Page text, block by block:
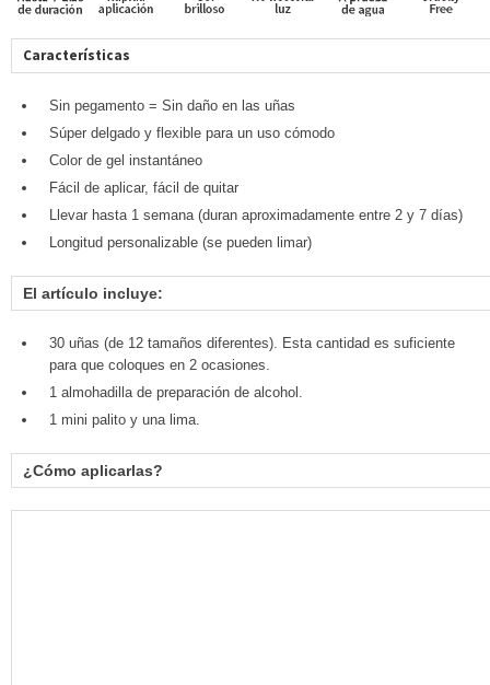
Características
Sin pegamento = Sin daño en las uñas
Súper delgado y flexible para un uso cómodo
Color de gel instantáneo
Fácil de aplicar, fácil de quitar
Llevar hasta 1 semana (duran aproximadamente entre 2 y 7 días)
Longitud personalizable (se pueden limar)
El artículo incluye:
30 uñas (de 12 tamaños diferentes). Esta cantidad es suficiente
para que coloques en 2 ocasiones.
1 almohadilla de preparación de alcohol.
1 mini palito y una lima.
¿Cómo aplicarlas?